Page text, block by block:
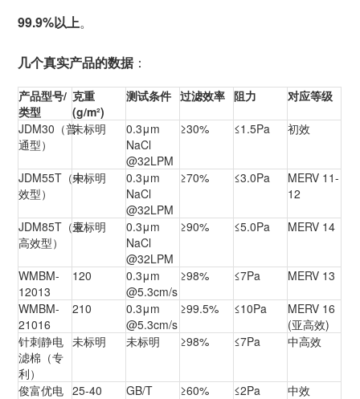
99.9%以上。
几个真实产品的数据：
产品型号/
类型
克重
(g/m²)
测试条件 过滤效率 阻力 对应等级
JDM30（普
通型）
未标明
0.3μm
NaCl
@32LPM
≥30% ≤1.5Pa 初效
JDM55T（中
效型）
未标明
0.3μm
NaCl
@32LPM
≥70% ≤3.0Pa
MERV 11-
12
JDM85T（亚
高效型）
未标明
0.3μm
NaCl
@32LPM
≥90% ≤5.0Pa MERV 14
WMBM-
12013
120
0.3μm
@5.3cm/s
≥98% ≤7Pa MERV 13
WMBM-
21016
210
0.3μm
@5.3cm/s
≥99.5% ≤10Pa
MERV 16
(亚高效)
针刺静电
滤棉（专
利）
未标明 未标明 ≥98% ≤7Pa 中高效
俊富优电 25-40
GB/T
≥60% ≤2Pa 中效